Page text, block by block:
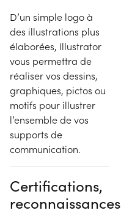
D’un simple logo à
des illustrations plus
élaborées, Illustrator
vous permettra de
réaliser vos dessins,
graphiques, pictos ou
motifs pour illustrer
l’ensemble de vos
supports de
communication.
Certifications,
reconnaissances